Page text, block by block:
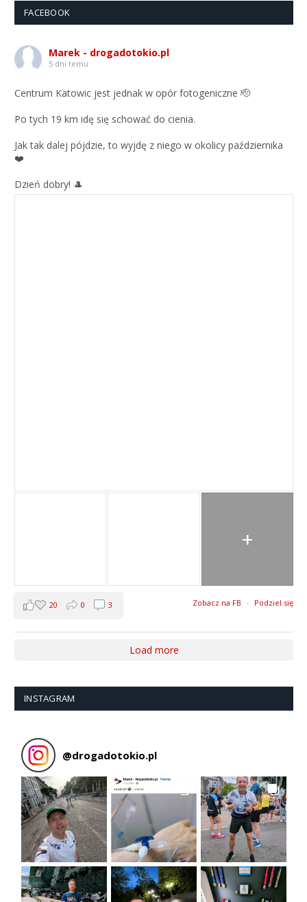
FACEBOOK
Marek - drogadotokio.pl
5 dni temu
Centrum Katowic jest jednak w opór fotogeniczne 🫡
Po tych 19 km idę się schować do cienia.
Jak tak dalej pójdzie, to wyjdę z niego w okolicy października
❤️
Dzień dobry! 🎩
+
Zobacz na FB · Podziel się
20 0 3
Load more
INSTAGRAM
@drogadotokio.pl